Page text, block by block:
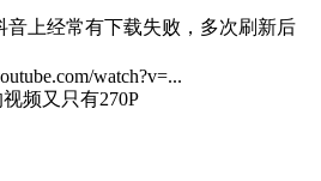
音上经常有下载失败，多次刷新后
watch?v=...
频又只有270P